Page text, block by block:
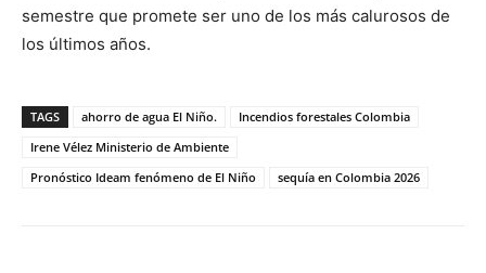
semestre que promete ser uno de los más calurosos de
los últimos años.
TAGS ahorro de agua El Niño.
Incendios forestales Colombia
Irene Vélez Ministerio de Ambiente
Pronóstico Ideam fenómeno de El Niño
sequía en Colombia 2026